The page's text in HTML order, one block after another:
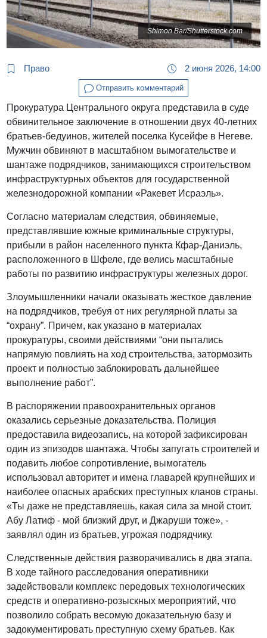
Shimon Bar/Shutterstock.com
Право 2 июня 2026, 14:00
Отправить комментарий
Прокуратура Центрального округа представила в суде
обвинительное заключение в отношении двух 40-летних
братьев-бедуинов, жителей поселка Кусейфе в Негеве.
Мужчин обвиняют в масштабном вымогательстве и
шантаже подрядчиков, занимающихся строительством
инфраструктурных объектов для государственной
железнодорожной компании «Ракевет Исраэль».
Согласно материалам следствия, обвиняемые,
представлявшие южные криминальные структуры,
прибыли в район населенного пункта Кфар-Даниэль,
расположенного в Шфеле, где велись масштабные
работы по развитию инфраструктуры железных дорог.
Злоумышленники начали оказывать жесткое давление
на подрядчиков, требуя от них регулярной платы за
“охрану”. Причем, как указано в материалах
прокуратуры, своими действиями “они пытались
напрямую повлиять на ход строительства, затормозить
проект и полностью заблокировать дальнейшее
выполнение работ”.
В распоряжении правоохранительных органов
оказались серьезные доказательства. Полиция
предоставила видеозапись, на которой зафиксирован
один из эпизодов шантажа. Чтобы запугать строителей и
подавить любое сопротивление, вымогатель
использовал авторитет и имена главарей крупнейших и
наиболее опасных арабских преступных кланов страны.
«Ты даже не представляешь, какая сила за мной стоит.
Абу Латиф - мой близкий друг, и Джаруши тоже», -
заявлял один из братьев, угрожая подрядчику.
Следственные действия разворачивались в два этапа.
В ходе тайного расследования оперативники
задействовали комплекс передовых технологических
средств и оперативно-розыскных мероприятий, что
позволило собрать весомую доказательную базу и
задокументировать преступную схему братьев. Как